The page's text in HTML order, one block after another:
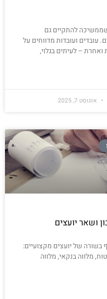
להתקיים גם
עובדים ועובדות מדווחים על
ואחרת – לעיתים בגלוי,
אוגוסט 7, 2025
ושאר יועצים
בשורה של יועצים מקצועיים:
מלווה בנקאי, מלווה